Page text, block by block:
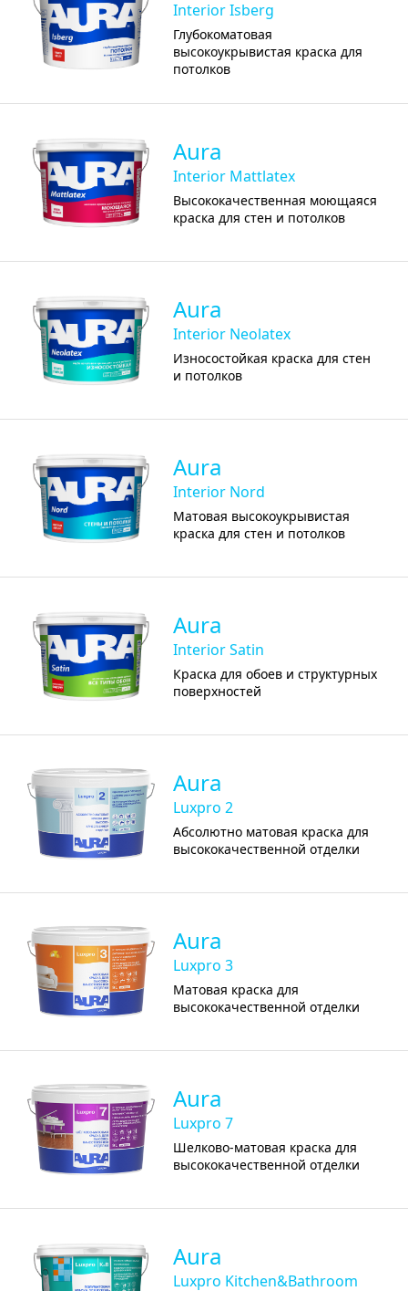
Interior Isberg
Глубокоматовая
высокоукрывистая краска для
потолков
Aura
Interior Mattlatex
Высококачественная моющаяся
краска для стен и потолков
Aura
Interior Neolatex
Износостойкая краска для стен
и потолков
Aura
Interior Nord
Матовая высокоукрывистая
краска для стен и потолков
Aura
Interior Satin
Краска для обоев и структурных
поверхностей
Aura
Luxpro 2
Абсолютно матовая краска для
высококачественной отделки
Aura
Luxpro 3
Матовая краска для
высококачественной отделки
Aura
Luxpro 7
Шелково-матовая краска для
высококачественной отделки
Aura
Luxpro Kitchen&Bathroom